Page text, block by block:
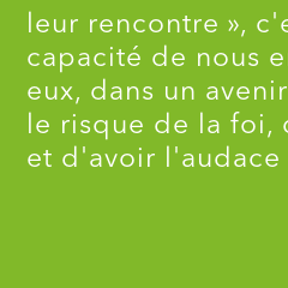
leur rencontre »,
capacité de nous
eux, dans un
le risque de la foi,
et d'avoir l'audace